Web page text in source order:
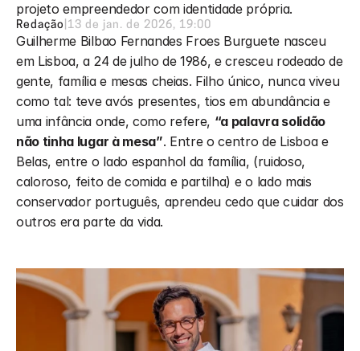
projeto empreendedor com identidade própria.
Redação 13 de jan. de 2026, 19:00
Guilherme Bilbao Fernandes Froes Burguete nasceu
em Lisboa, a 24 de julho de 1986, e cresceu rodeado de
gente, família e mesas cheias. Filho único, nunca viveu
como tal: teve avós presentes, tios em abundância e
uma infância onde, como refere, “a palavra solidão
não tinha lugar à mesa”. Entre o centro de Lisboa e
Belas, entre o lado espanhol da família, (ruidoso,
caloroso, feito de comida e partilha) e o lado mais
conservador português, aprendeu cedo que cuidar dos
outros era parte da vida.